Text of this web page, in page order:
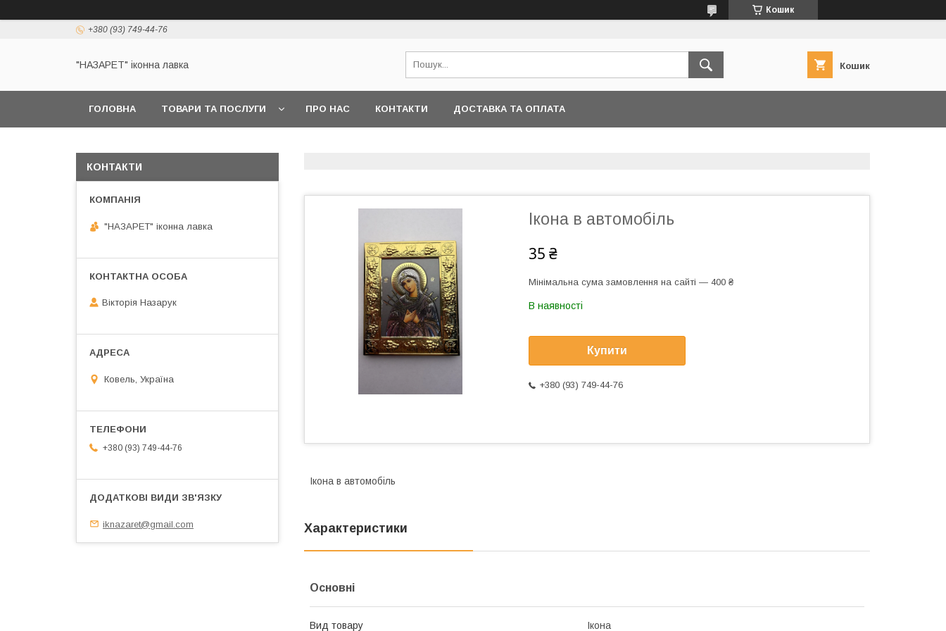
Кошик
+380 (93) 749-44-76
"НАЗАРЕТ" іконна лавка Кошик
ГОЛОВНА ТОВАРИ ТА ПОСЛУГИ ПРО НАС КОНТАКТИ ДОСТАВКА ТА ОПЛАТА
Ікона в автомобіль
35 ₴
Мінімальна сума замовлення на сайті — 400 ₴
В наявності
Купити
+380 (93) 749-44-76
Ікона в автомобіль
Характеристики
Основні
Вид товару Ікона
КОНТАКТИ
"НАЗАРЕТ" іконна лавка
Вікторія Назарук
Ковель, Україна
+380 (93) 749-44-76
iknazaret@gmail.com